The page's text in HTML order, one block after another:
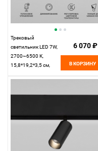
Трековый
светильник LED 7W,
2700~6500 К,
15,8*19,2*3,5 см,
6 070 ₽
В КОРЗИНУ